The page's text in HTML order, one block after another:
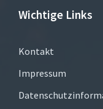
Wichtige Links
Kontakt
Impressum